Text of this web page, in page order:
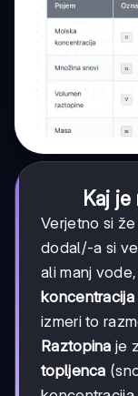
Kaj
Verjetno si
dodal/-a si
ali manj
koncentracija
izmeri to
Raztopina je
topljenca